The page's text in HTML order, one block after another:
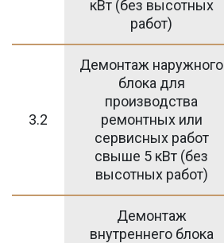
кВт (без высотных
работ)
3.2
Демонтаж наружного
блока для
производства
ремонтных или
сервисных работ
свыше 5 кВт (без
высотных работ)
Демонтаж
внутреннего блока